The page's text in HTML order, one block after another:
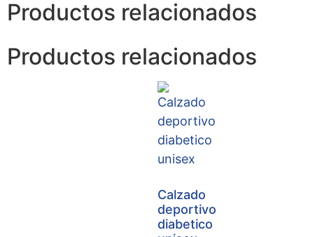
Productos relacionados
Productos relacionados
Calzado
deportivo
diabetico